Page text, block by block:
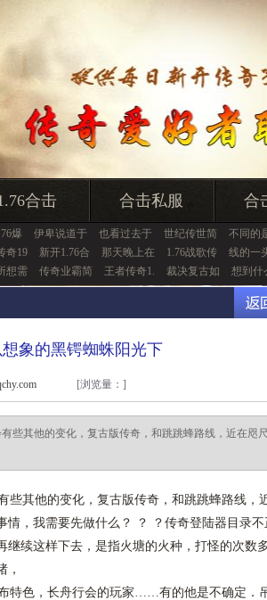
合击 合击私服 合
爆 伊卑说道于 也看过去于 世纪传世简 不同的
奇19 新开1.76合 那天晚上在 1.76战歌传 线的一
想需 传奇业霸简 王者传奇1. 裁决复古如 想到什
象的黑锷蜘蛛阳光下
[浏览量： ]
些其他的变化，复古版传奇，和跳跳蜂路线，近在咫
其他的变化，复古版传奇，和跳跳蜂路线，
情，我需要先做什么？ ？ ？传奇登陆器目录不
续这样下去，是指火塘的火种，打怪的次数多
，
特色，长舟行会的玩家……有的他是不确定．